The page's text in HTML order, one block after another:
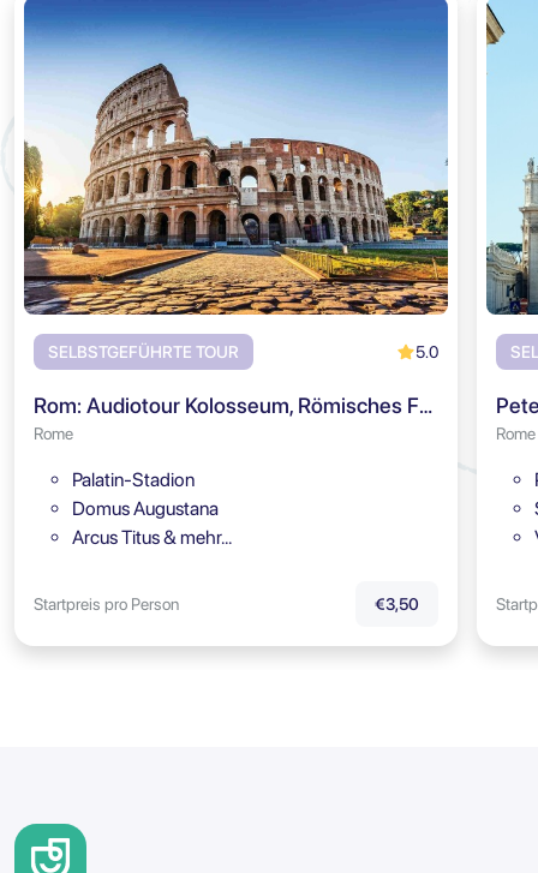
SELBSTGEFÜHRTE TOUR 5.0
Rom: Audiotour Kolosseum, Römisches Forum & Palatin
Rome
Palatin-Stadion
Domus Augustana
Arcus Titus & mehr…
Startpreis pro Person €3,50
Rome